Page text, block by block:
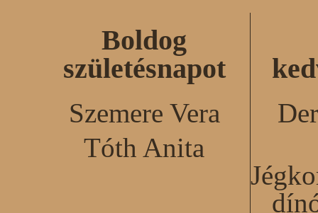
Boldog
születésnapot
Szemere Vera
Tóth Anita